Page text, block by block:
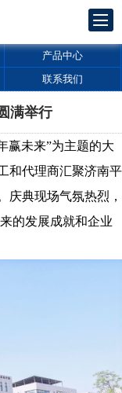
产品中心
联系我们
满举行
赢未来”为主题的大
和代理商汇聚济南平
庆典现场气氛热烈，
的发展成就和企业